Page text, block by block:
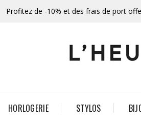
Profitez de -10% et des frais de port
HORLOGERIE STYLOS